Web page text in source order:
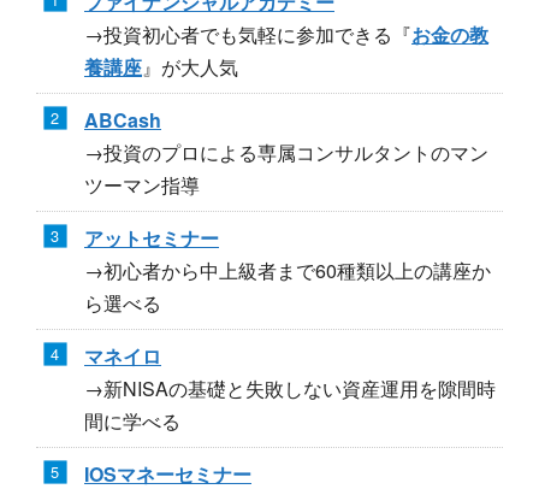
→投資初心者でも気軽に参加できる『お金の教
養講座』が大人気
ABCash
→投資のプロによる専属コンサルタントのマン
ツーマン指導
アットセミナー
→初心者から中上級者まで60種類以上の講座か
ら選べる
マネイロ
→新NISAの基礎と失敗しない資産運用を隙間時
間に学べる
IOSマネーセミナー